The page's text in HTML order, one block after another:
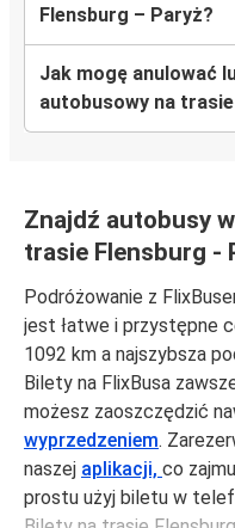
Flensburg – Paryż?
Jak mogę anulować
autobusowy na
Znajdź autobusy
trasie Flensburg -
Podróżowanie z
jest łatwe i przystępne
1092 km a najszybsza
Bilety na FlixBusa
możesz zaoszczędzić
wyprzedzeniem.
naszej aplikacji, co
prostu użyj biletu w